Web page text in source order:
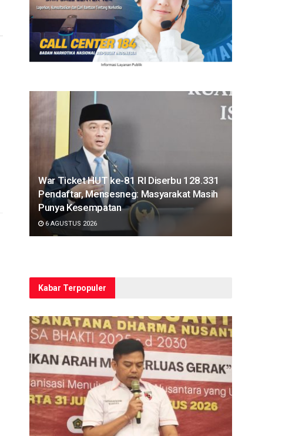
War Ticket HUT ke-81 RI Diserbu 128.331
Pendaftar, Mensesneg: Masyarakat Masih
Punya Kesempatan
6 AGUSTUS 2026
Kabar Terpopuler